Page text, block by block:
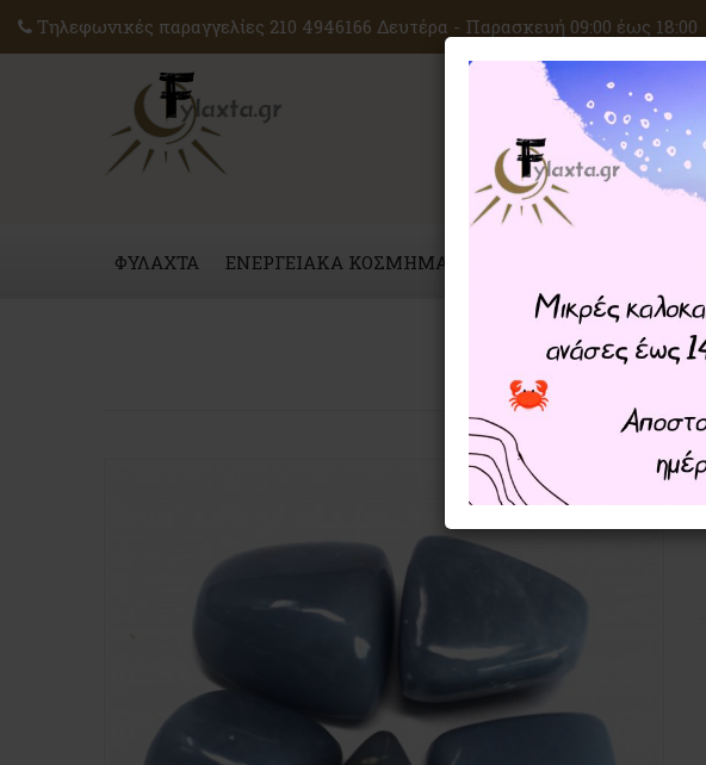
Τηλεφωνικές παραγγελίες 210 4946166 Δευτέρα - Παρασκευή 09:00 έως 18:00
ΦΥΛΑΧΤΑ ΕΝΕΡΓΕΙΑΚΑ ΚΟΣΜΗΜΑΤΑ